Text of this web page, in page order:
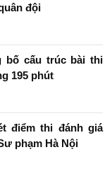
đội
bố cấu trúc bài thi
195 phút
điểm thi đánh giá
phạm Hà Nội